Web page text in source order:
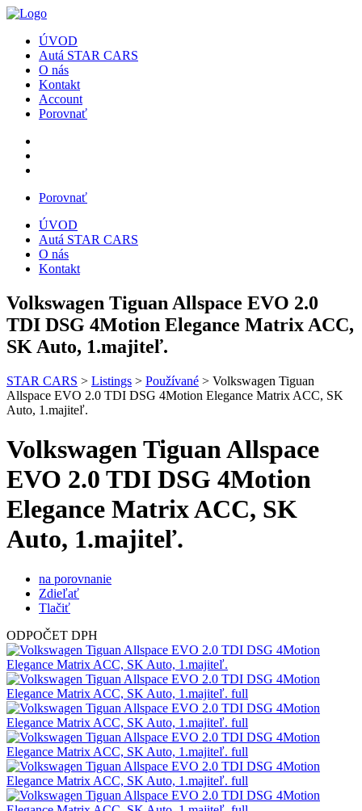
ÚVOD
Autá STAR CARS
O nás
Kontakt
Account
Porovnať
Porovnať
ÚVOD
Autá STAR CARS
O nás
Kontakt
Volkswagen Tiguan Allspace EVO 2.0
TDI DSG 4Motion Elegance Matrix ACC,
SK Auto, 1.majiteľ.
STAR CARS > Listings > Používané > Volkswagen Tiguan
Allspace EVO 2.0 TDI DSG 4Motion Elegance Matrix ACC, SK
Auto, 1.majiteľ.
Volkswagen Tiguan Allspace
EVO 2.0 TDI DSG 4Motion
Elegance Matrix ACC, SK
Auto, 1.majiteľ.
na porovnanie
Zdieľať
Tlačiť
ODPOČET DPH